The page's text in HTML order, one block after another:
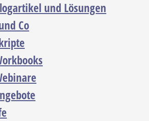
und Lösungen
Co